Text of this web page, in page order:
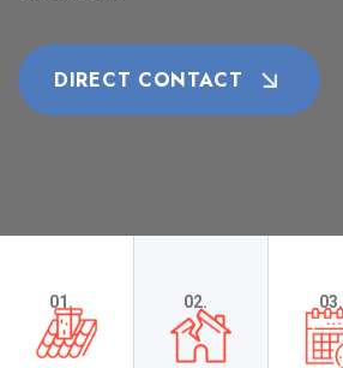
DIRECT CONTACT
01. 02. 03.